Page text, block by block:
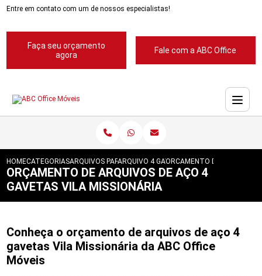
Entre em contato com um de nossos especialistas!
Faça seu orçamento
agora
Fale com a ABC Office
HOMECATEGORIASARQUIVOS PARA ESCRITORIOS
ARQUIVO 4 GAVETAS PARA ESCRITORIOS
ORCAMENTO DE ARQUIVOS
ORÇAMENTO DE ARQUIVOS DE AÇO 4
GAVETAS VILA MISSIONÁRIA
Conheça o orçamento de arquivos de aço 4
gavetas Vila Missionária da ABC Office
Móveis